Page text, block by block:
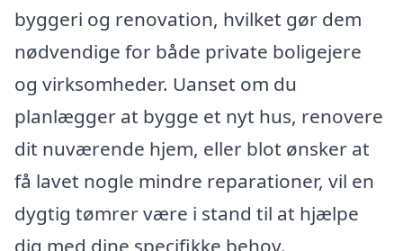
byggeri og renovation, hvilket gør dem
nødvendige for både private boligejere
og virksomheder. Uanset om du
planlægger at bygge et nyt hus, renovere
dit nuværende hjem, eller blot ønsker at
få lavet nogle mindre reparationer, vil en
dygtig tømrer være i stand til at hjælpe
dig med dine specifikke behov.